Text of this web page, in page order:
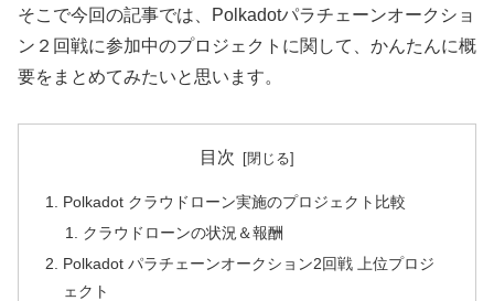
そこで今回の記事では、Polkadotパラチェーンオークショ
ン２回戦に参加中のプロジェクトに関して、かんたんに概
要をまとめてみたいと思います。
目次
Polkadot クラウドローン実施のプロジェクト比較
クラウドローンの状況＆報酬
Polkadot パラチェーンオークション2回戦 上位プロジ
ェクト